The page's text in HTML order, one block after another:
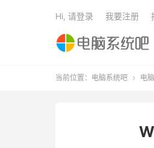
Hi, 请登录 我要注册
当前位置： 电脑系统吧  电